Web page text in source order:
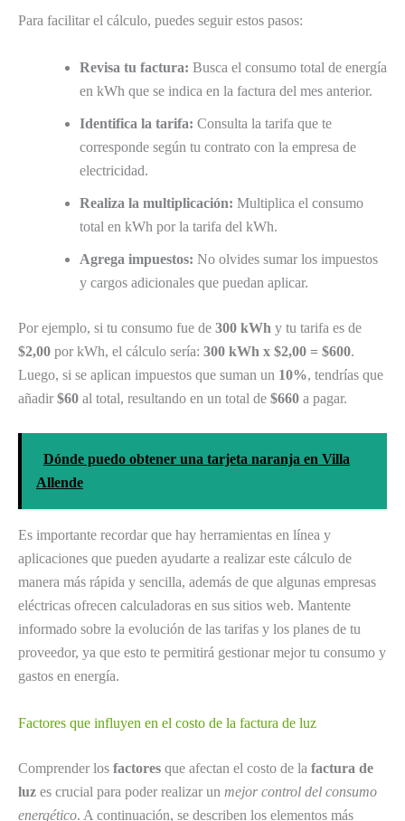
Para facilitar el cálculo, puedes seguir estos pasos:
Revisa tu factura: Busca el consumo total de energía
en kWh que se indica en la factura del mes anterior.
Identifica la tarifa: Consulta la tarifa que te
corresponde según tu contrato con la empresa de
electricidad.
Realiza la multiplicación: Multiplica el consumo
total en kWh por la tarifa del kWh.
Agrega impuestos: No olvides sumar los impuestos
y cargos adicionales que puedan aplicar.
Por ejemplo, si tu consumo fue de 300 kWh y tu tarifa es de
$2,00 por kWh, el cálculo sería: 300 kWh x $2,00 = $600.
Luego, si se aplican impuestos que suman un 10%, tendrías que
añadir $60 al total, resultando en un total de $660 a pagar.
Dónde puedo obtener una tarjeta naranja en Villa
Allende
Es importante recordar que hay herramientas en línea y
aplicaciones que pueden ayudarte a realizar este cálculo de
manera más rápida y sencilla, además de que algunas empresas
eléctricas ofrecen calculadoras en sus sitios web. Mantente
informado sobre la evolución de las tarifas y los planes de tu
proveedor, ya que esto te permitirá gestionar mejor tu consumo y
gastos en energía.
Factores que influyen en el costo de la factura de luz
Comprender los factores que afectan el costo de la factura de
luz es crucial para poder realizar un mejor control del consumo
energético. A continuación, se describen los elementos más